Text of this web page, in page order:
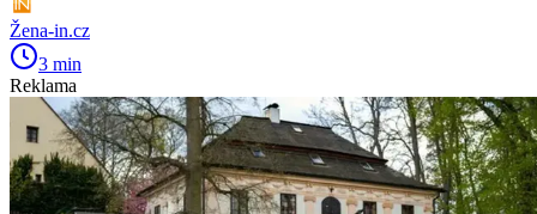
Žena-in.cz
3 min
Reklama